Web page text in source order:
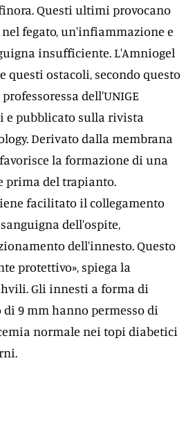
Questi ultimi provocano
nel fegato, un'infiammazione e
insufficiente. L'Amniogel
questi ostacoli, secondo questo
dell'UNIGE
e pubblicato sulla rivista
Derivato dalla membrana
la formazione di una
prima del trapianto.
facilitato il collegamento
dell'ospite,
dell'innesto. Questo
protettivo», spiega la
Gli innesti a forma di
9 mm hanno permesso di
normale nei topi diabetici